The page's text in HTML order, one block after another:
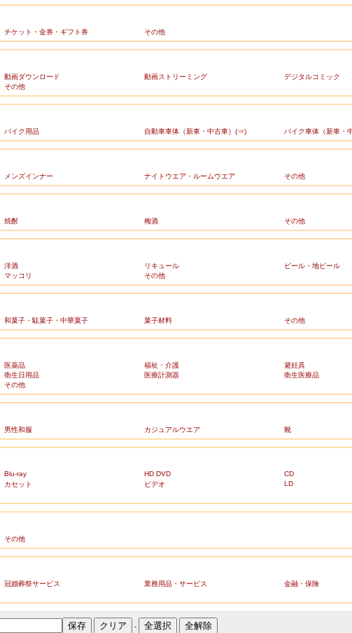
チケット・金券・ギフト券 その他
動画ダウンロード 動画ストリーミング デジタルコミック
その他
バイク用品 自動車車体（新車・中古車）(⇒) バイク車体（新車・
メンズインナー ナイトウエア・ルームウエア その他
焼酎 梅酒 その他
洋酒 リキュール ビール・地ビール
マッコリ その他
和菓子・駄菓子・中華菓子 菓子材料 その他
医薬品 福祉・介護 避妊具
衛生日用品 医療計測器 衛生医療品
その他
男性和服 カジュアルウエア 靴
Blu-ray HD DVD CD
カセット ビデオ LD
その他
冠婚葬祭サービス 業務用品・サービス 金融・保険
-